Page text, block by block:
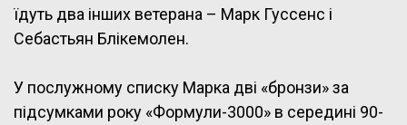
їдуть два інших ветерана – Марк Гуссенс і
Себастьян Блікемолен.
У послужному списку Марка дві «бронзи» за
підсумками року «Формули-3000» в середині 90-